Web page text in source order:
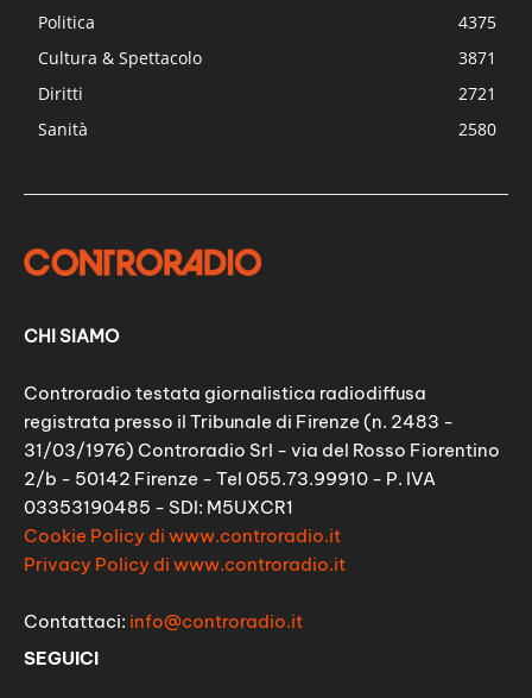
Politica
4375
Cultura & Spettacolo
3871
Diritti
2721
Sanità
2580
CHI SIAMO
Controradio testata giornalistica radiodiffusa
registrata presso il Tribunale di Firenze (n. 2483 -
31/03/1976) Controradio Srl - via del Rosso Fiorentino
2/b - 50142 Firenze - Tel 055.73.99910 - P. IVA
03353190485 - SDI: M5UXCR1
Cookie Policy di www.controradio.it
Privacy Policy di www.controradio.it
Contattaci: info@controradio.it
SEGUICI